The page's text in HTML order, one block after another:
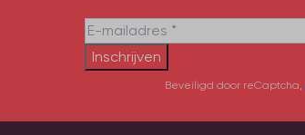
Inschrijven
Beveiligd door reCaptcha,